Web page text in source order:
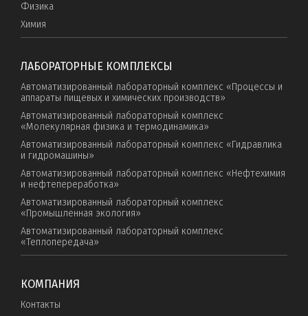
Физика
Химия
ЛАБОРАТОРНЫЕ КОМПЛЕКСЫ
Автоматизированный лабораторный комплекс «Процессы и
аппараты пищевых и химических производств»
Автоматизированный лабораторный комплекс
«Молекулярная физика и термодинамика»
Автоматизированный лабораторный комплекс «Гидравлика
и гидромашины»
Автоматизированный лабораторный комплекс «Нефтехимия
и нефтепереработка»
Автоматизированный лабораторный комплекс
«Промышленная экология»
Автоматизированный лабораторный комплекс
«Теплопередача»
КОМПАНИЯ
Контакты